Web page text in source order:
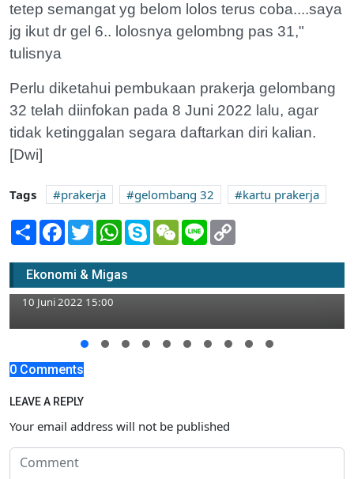
tetep semangat yg belom lolos terus coba....saya
jg ikut dr gel 6.. lolosnya gelombng pas 31,"
tulisnya
Perlu diketahui pembukaan prakerja gelombang
32 telah diinfokan pada 8 Juni 2022 lalu, agar
tidak ketinggalan segara daftarkan diri kalian.
[Dwi]
Tags prakerja gelombang 32
kartu prakerja
Share Facebook
TwitterWhatsApp
SkypeWeChatLine
Ekonomi & Migas
Kelola Cafe Inklusi 3 Bulan, Disabilitas
Tuban Mengeluh Sepi
10 Juni 2022 15:00
0 Comments
LEAVE A REPLY
Your email address will not be published